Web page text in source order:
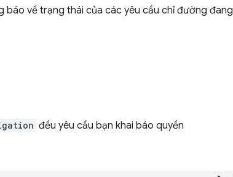
báo về trạng thái của các yêu cầu chỉ đường đang
đều yêu cầu bạn khai báo quyền